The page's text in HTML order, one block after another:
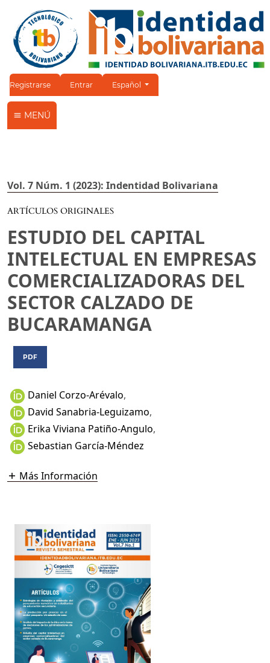
Registrarse Entrar Cambiar el idioma. El idioma actual es:
Español
MENÚ
Vol. 7 Núm. 1 (2023): Indentidad Bolivariana
ARTÍCULOS ORIGINALES
ESTUDIO DEL CAPITAL
INTELECTUAL EN EMPRESAS
COMERCIALIZADORAS DEL
SECTOR CALZADO DE
BUCARAMANGA
PDF
Daniel Corzo-Arévalo,
David Sanabria-Leguizamo,
Erika Viviana Patiño-Angulo,
Sebastian García-Méndez
Más Información